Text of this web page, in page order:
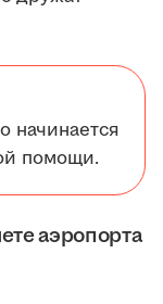
начинается
помощи.
аэропорта